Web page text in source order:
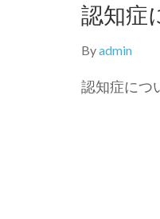
認知症
Byadmin
認知症につ